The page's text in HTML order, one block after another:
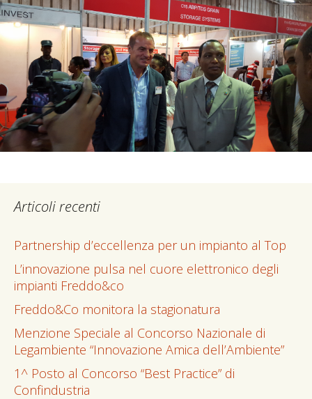
Articoli recenti
Partnership d’eccellenza per un impianto al Top
L’innovazione pulsa nel cuore elettronico degli
impianti Freddo&co
Freddo&Co monitora la stagionatura
Menzione Speciale al Concorso Nazionale di
Legambiente “Innovazione Amica dell’Ambiente”
1^ Posto al Concorso “Best Practice” di
Confindustria